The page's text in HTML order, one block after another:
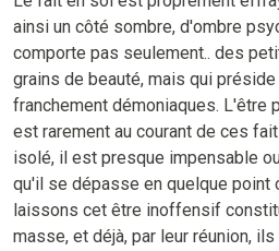
ainsi un côté sombre, d'ombre
comporte pas seulement.. des
grains de beauté, mais qui
franchement démoniaques. L'être
est rarement au courant de ces
isolé, il est presque impensable
qu'il se dépasse en quelque point
laissons cet être inoffensif
masse, et déjà, par leur réunion,